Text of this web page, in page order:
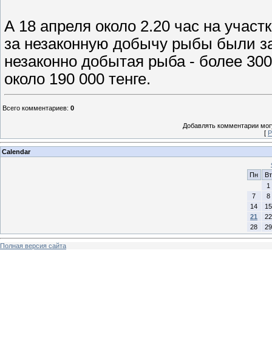
А 18 апреля около 2.20 час на
за незаконную добычу рыбы были
незаконно добытая рыба - более
около 190 000 тенге.
Всего комментариев: 0
Добавлять комментарии
[
Calendar
Пн
Вт
1
7
8
14
15
21
22
28
29
Полная версия сайта